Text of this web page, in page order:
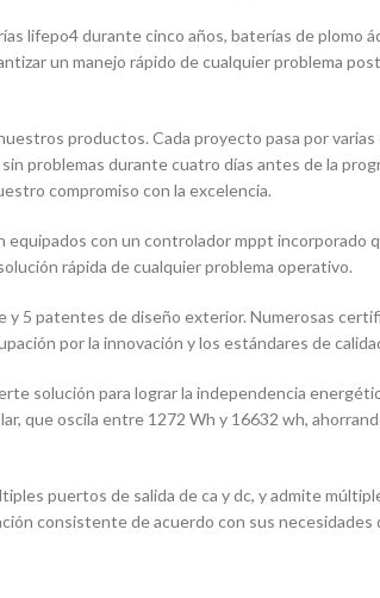
lifepo4 durante cinco años, baterías de plomo
un manejo rápido de cualquier problema
productos. Cada proyecto pasa por
problemas durante cuatro días antes de la
compromiso con la excelencia.
con un controlador mppt incorporado
rápida de cualquier problema operativo.
5 patentes de diseño exterior. Numerosas
por la innovación y los estándares de
solución para lograr la independencia
que oscila entre 1272 Wh y 16632 wh,
puertos de salida de ca y dc, y admite
consistente de acuerdo con sus necesidades